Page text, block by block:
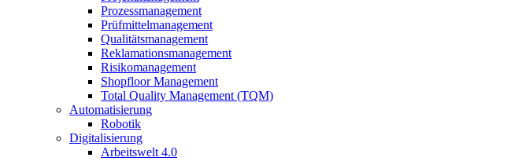
Prozessmanagement
Prüfmittelmanagement
Qualitätsmanagement
Reklamationsmanagement
Risikomanagement
Shopfloor Management
Total Quality Management (TQM)
Automatisierung
Robotik
Digitalisierung
Arbeitswelt 4.0